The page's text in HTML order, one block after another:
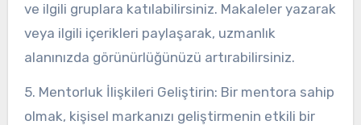
ve ilgili gruplara katılabilirsiniz. Makaleler yazarak
veya ilgili içerikleri paylaşarak, uzmanlık
alanınızda görünürlüğünüzü artırabilirsiniz.
5. Mentorluk İlişkileri Geliştirin: Bir mentora sahip
olmak, kişisel markanızı geliştirmenin etkili bir